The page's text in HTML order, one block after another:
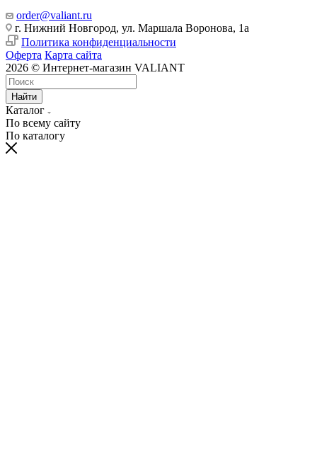
order@valiant.ru
г. Нижний Новгород, ул. Маршала Воронова, 1а
Политика конфиденциальности
Оферта Карта сайта
2026 © Интернет-магазин VALIANT
Найти
Каталог
По всему сайту
По каталогу